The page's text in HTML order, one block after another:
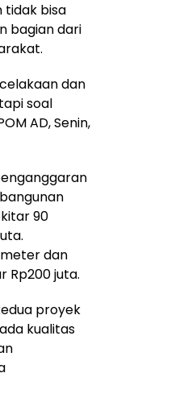
tidak bisa
bagian dari
dan
soal
AD, Senin,
90
dan
Rp200 juta.
proyek
kualitas